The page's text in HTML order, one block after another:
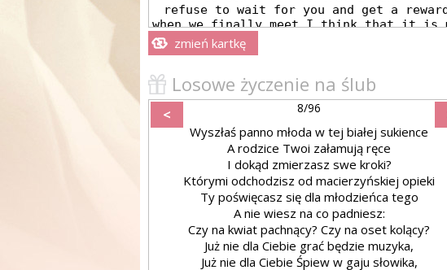
zmień kartkę
Losowe życzenie na ślub
< 8/96
Wyszłaś panno młoda w tej białej sukience
A rodzice Twoi załamują ręce
I dokąd zmierzasz swe kroki?
Którymi odchodzisz od macierzyńskiej opieki
Ty poświęcasz się dla młodzieńca tego
A nie wiesz na co padniesz:
Czy na kwiat pachnący? Czy na oset kolący?
Już nie dla Ciebie grać będzie muzyka,
Już nie dla Ciebie Śpiew w gaju słowika,